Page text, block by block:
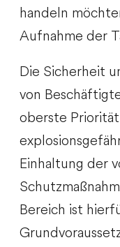
handeln
Aufnahme der
Die Sicherheit
von
oberste
Einhaltung der
Bereich ist